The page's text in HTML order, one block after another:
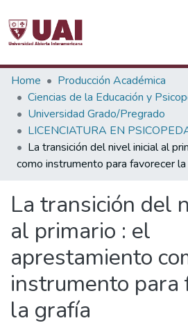
Statistics
Communities & Collections
All of DSpace
Home
Producción Académica
Ciencias de la Educación y
Universidad Grado/Pregrado
LICENCIATURA EN
La transición del nivel inicial al
como instrumento para favorecer la
La transición del
al primario : el
aprestamiento
instrumento para
la grafía